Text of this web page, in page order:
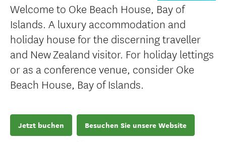
Welcome to Oke Beach House, Bay of
Islands. A luxury accommodation and
holiday house for the discerning traveller
and New Zealand visitor. For holiday lettings
or as a conference venue, consider Oke
Beach House, Bay of Islands.
Jetzt buchen Besuchen Sie unsere Website